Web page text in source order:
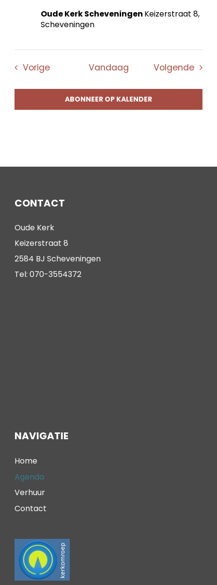
Oude Kerk Scheveningen Keizerstraat 8,
Scheveningen
VorigeEvenementenVandaag Volgende
ABONNEER OP KALENDER
CONTACT
Oude Kerk
Keizerstraat 8
2584 BJ Scheveningen
Tel: 070-3554372
NAVIGATIE
Home
Agenda
Verhuur
Contact